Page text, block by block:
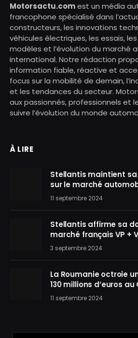
Motorsactu.comest un média
francophone spécialisé dans
constructeurs, les innovations
véhicules électriques, les essais,
modèles et l’évolution du marché
international. Notre rédaction
information fiable, réactive et
focus sur la mobilité de demain,
et les tendances du secteur.
aux passionnés, professionnels et
suivre l’évolution du monde
À LIRE
Stellantis maintient
sur le marché
11 septembre 2024
Stellantis affirme sa
marché français VP +
3 septembre 2024
La Roumanie octroie
130 millions d’euros
11 septembre 2024